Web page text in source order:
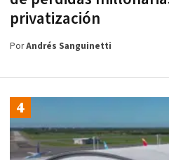
privatización
PorAndrés Sanguinetti